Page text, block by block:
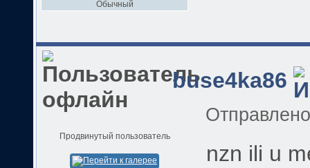
Обычный
buse4ka86
Продвинутый пользователь
nzn ili u